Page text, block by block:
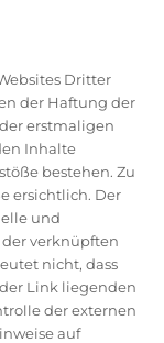
Dritter
der Haftung der
erstmaligen
Inhalte
bestehen. Zu
ersichtlich. Der
und
verknüpften
nicht, dass
Link liegenden
der externen
auf